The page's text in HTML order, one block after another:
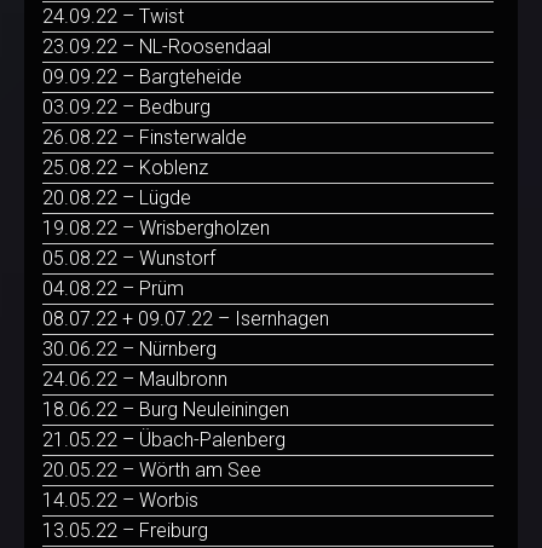
24.09.22 – Twist
23.09.22 – NL-Roosendaal
09.09.22 – Bargteheide
03.09.22 – Bedburg
26.08.22 – Finsterwalde
25.08.22 – Koblenz
20.08.22 – Lügde
19.08.22 – Wrisbergholzen
05.08.22 – Wunstorf
04.08.22 – Prüm
08.07.22 + 09.07.22 – Isernhagen
30.06.22 – Nürnberg
24.06.22 – Maulbronn
18.06.22 – Burg Neuleiningen
21.05.22 – Übach-Palenberg
20.05.22 – Wörth am See
14.05.22 – Worbis
13.05.22 – Freiburg